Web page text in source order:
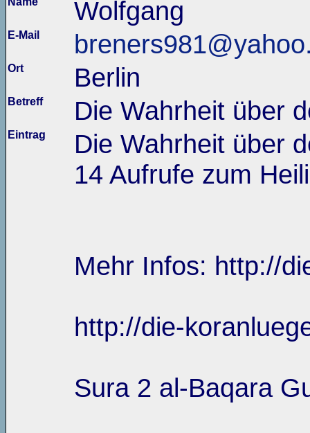
Wolfgang
E-Mail
Ort Berlin
Betreff Die Wahrheit über
Eintrag
Die Wahrheit über
14 Aufrufe zum
Mehr Infos: http://
http://die-
Sura 2 al-Baqara